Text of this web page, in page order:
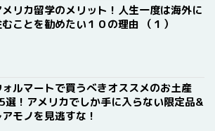
メリカ留学のメリット！人生一度は海外に
ことを勧めたい１０の理由 （１）
ォルマートで買うべきオススメのお土産
選！アメリカでしか手に入らない限定品&
アモノを見逃すな！